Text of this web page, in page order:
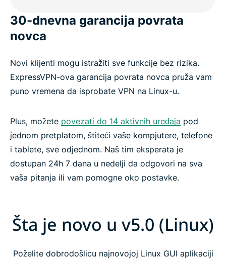
30-dnevna garancija povrata
novca
Novi klijenti mogu istražiti sve funkcije bez rizika.
ExpressVPN-ova garancija povrata novca pruža vam
puno vremena da isprobate VPN na Linux-u.
Plus, možete povezati do 14 aktivnih uređaja pod
jednom pretplatom, štiteći vaše kompjutere, telefone
i tablete, sve odjednom. Naš tim eksperata je
dostupan 24h 7 dana u nedelji da odgovori na sva
vaša pitanja ili vam pomogne oko postavke.
Šta je novo u v5.0 (Linux)
Poželite dobrodošlicu najnovojoj Linux GUI aplikaciji